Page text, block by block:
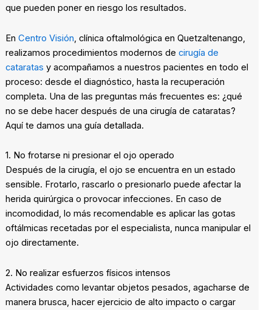
que pueden poner en riesgo los resultados.
En Centro Visión, clínica oftalmológica en Quetzaltenango,
realizamos procedimientos modernos de cirugía de
cataratas y acompañamos a nuestros pacientes en todo el
proceso: desde el diagnóstico, hasta la recuperación
completa. Una de las preguntas más frecuentes es: ¿qué
no se debe hacer después de una cirugía de cataratas?
Aquí te damos una guía detallada.
1. No frotarse ni presionar el ojo operado
Después de la cirugía, el ojo se encuentra en un estado
sensible. Frotarlo, rascarlo o presionarlo puede afectar la
herida quirúrgica o provocar infecciones. En caso de
incomodidad, lo más recomendable es aplicar las gotas
oftálmicas recetadas por el especialista, nunca manipular el
ojo directamente.
2. No realizar esfuerzos físicos intensos
Actividades como levantar objetos pesados, agacharse de
manera brusca, hacer ejercicio de alto impacto o cargar